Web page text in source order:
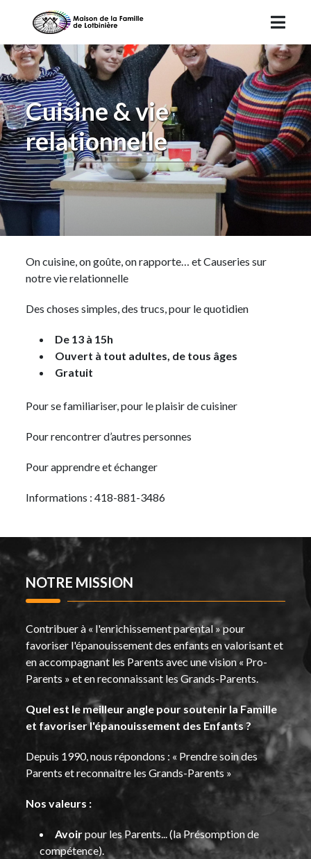
Cuisine & vie
relationnelle
On cuisine, on goûte, on rapporte… et Causeries sur
notre vie relationnelle
Des choses simples, des trucs, pour le quotidien
De 13 à 15h
Ouvert à tout adultes, de tous âges
Gratuit
Pour se familiariser, pour le plaisir de cuisiner
Pour rencontrer d’autres personnes
Pour apprendre et échanger
Informations : 418-881-3486
NOTRE MISSION
Contribuer à « l'enrichissement parental » pour
favoriser l'épanouissement des enfants en valorisant et
en accompagnant les Parents avec une vision « Pro-
Parents » et en reconnaissant les Grands-Parents.
Quel est le meilleur angle pour soutenir la Famille
et favoriser l'épanouissement des Enfants ?
Depuis 1990, nous répondons : « Prendre soin des
Parents et reconnaitre les Grands-Parents »
Nos valeurs :
Avoirpour les Parents... (la Présomption de
compétence).